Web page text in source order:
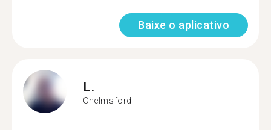
Baixe o aplicativo
L.
Chelmsford